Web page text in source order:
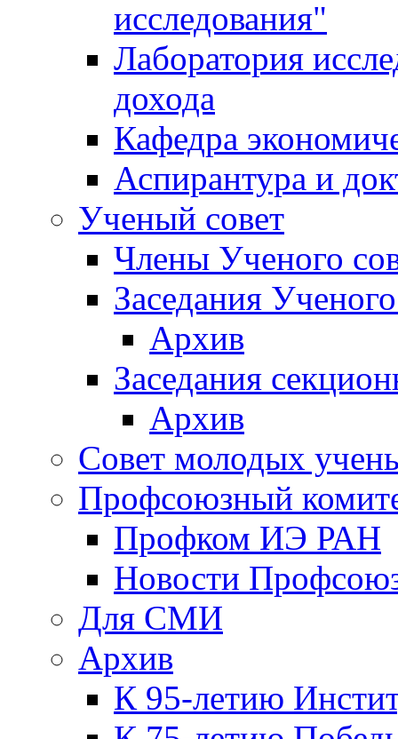
исследования"
Лаборатория
дохода
Кафедра
Аспирантура и
Ученый совет
Члены Ученого
Заседания
Архив
Заседания
Архив
Совет молодых
Профсоюзный
Профком ИЭ РАН
Новости
Для СМИ
Архив
К 95-летию